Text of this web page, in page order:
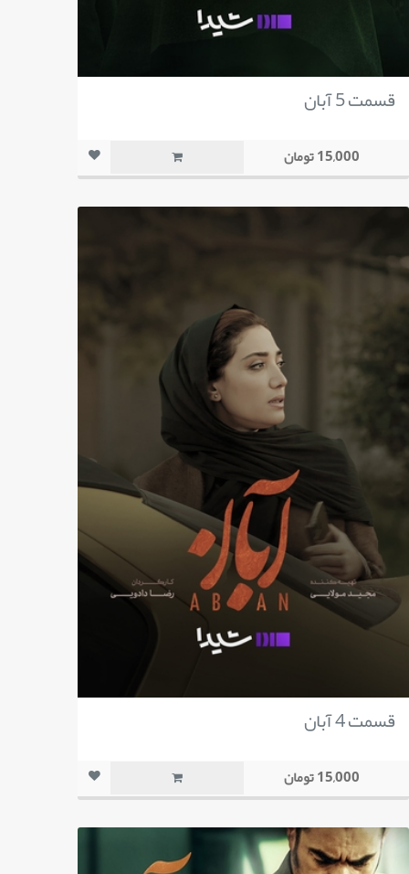
قسمت 5 آبان
15,000 تومان
قسمت 4 آبان
15,000 تومان